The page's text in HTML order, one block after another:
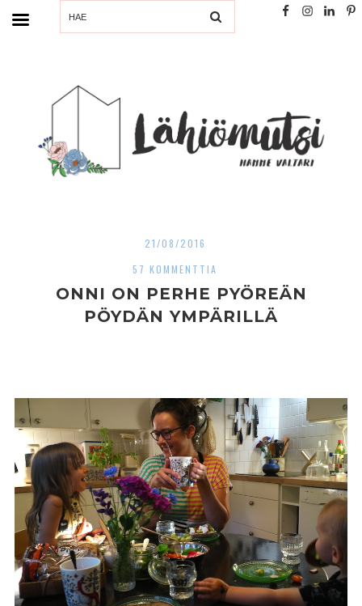
SEARCH
21/08/2016
57 KOMMENTTIA
ONNI ON PERHE PYÖREÄN
PÖYDÄN YMPÄRILLÄ